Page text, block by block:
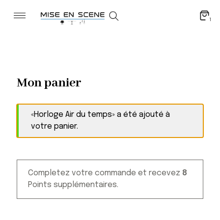
1
Mon panier
«Horloge Air du temps» a été ajouté à
votre panier.
Completez votre commande et recevez 8
Points supplémentaires.